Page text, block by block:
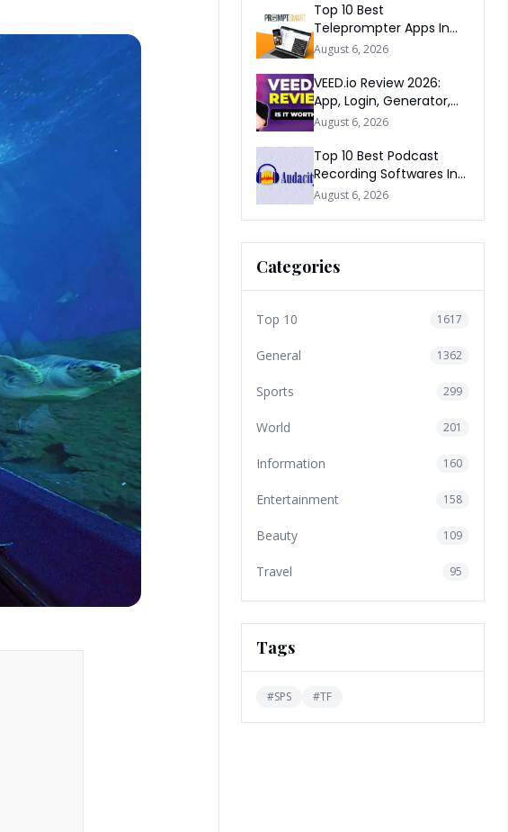
Top 10 Best
Teleprompter Apps In
2026
August 6, 2026
VEED.io Review 2026:
App, Login, Generator,
Download, AI & FAQs
August 6, 2026
Top 10 Best Podcast
Recording Softwares In
2026
August 6, 2026
Categories
Top 10 1617
General 1362
Sports 299
World 201
Information 160
Entertainment 158
Beauty 109
Travel 95
Tags
#SPS #TF